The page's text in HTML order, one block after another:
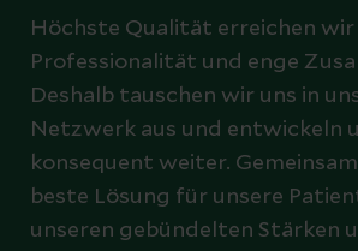
Höchste Qualität erreichen
Professionalität und enge
Deshalb tauschen wir uns in
Netzwerk aus und entwickeln
konsequent weiter.
beste Lösung für unsere
unseren gebündelten Stärken